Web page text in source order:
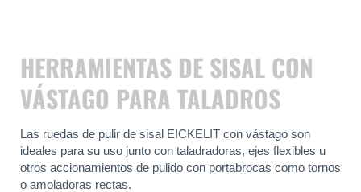
HERRAMIENTAS DE SISAL CON
VÁSTAGO PARA TALADROS
Las ruedas de pulir de sisal EICKELIT con vástago son
ideales para su uso junto con taladradoras, ejes flexibles u
otros accionamientos de pulido con portabrocas como tornos
o amoladoras rectas.